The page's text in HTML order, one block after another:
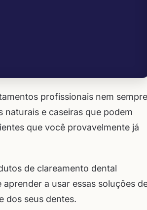
profissionais nem sempre
e caseiras que podem
que você provavelmente já
de clareamento dental
a usar essas soluções
dos seus dentes.